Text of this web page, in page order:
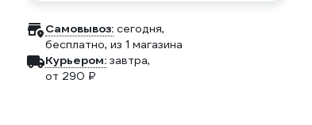
Самовывоз: сегодня,
бесплатно, из 1 магазина
Курьером: завтра,
от 290 ₽